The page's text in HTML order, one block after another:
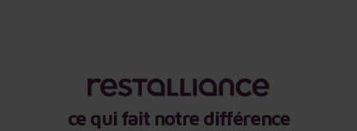
ce qui fait notre différence